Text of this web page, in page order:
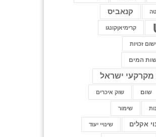
קנאביס
קרימיאןקונגו
זכויות
המים
מקרקעי ישראל
שום שוק איכרים
שימור
אקלים שינויי יעוד